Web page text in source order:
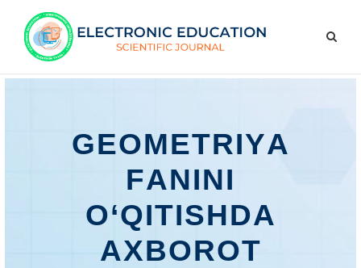
GЕОMЕTRIYА
FАNINI
О‘QITISHDА
АXBОRОT